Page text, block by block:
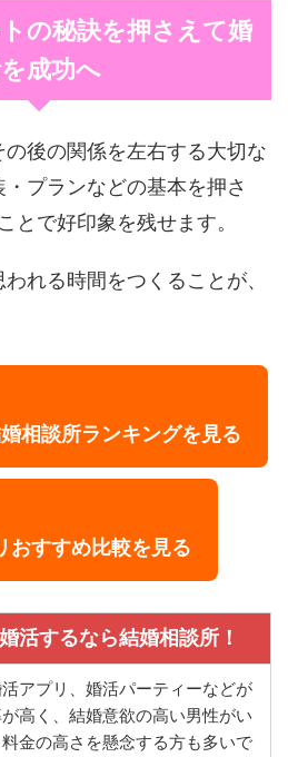
の秘訣を押さえて婚
成功へ
後の関係を左右する大切な
プランなどの基本を押さ
とで好印象を残せます。
れる時間をつくることが、
相談所ランキングを見る
おすすめ比較を見る
活するなら結婚相談所！
アプリ、婚活パーティーなどが
高く、結婚意欲の高い男性がい
金の高さを懸念する方も多いで